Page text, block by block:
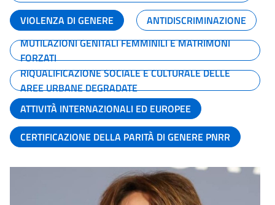
VIOLENZA DI GENERE
ANTIDISCRIMINAZIONE
MUTILAZIONI GENITALI FEMMINILI E MATRIMONI
FORZATI
RIQUALIFICAZIONE SOCIALE E CULTURALE DELLE
AREE URBANE DEGRADATE
ATTIVITÀ INTERNAZIONALI ED EUROPEE
CERTIFICAZIONE DELLA PARITÀ DI GENERE PNRR